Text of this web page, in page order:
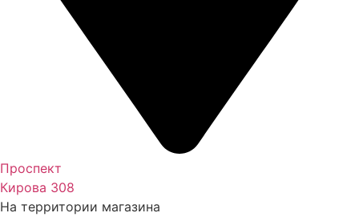
Проспект
Кирова 308
На территории магазина